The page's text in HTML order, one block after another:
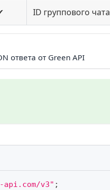
ID группового чата
ответа от Green API
v3" ;